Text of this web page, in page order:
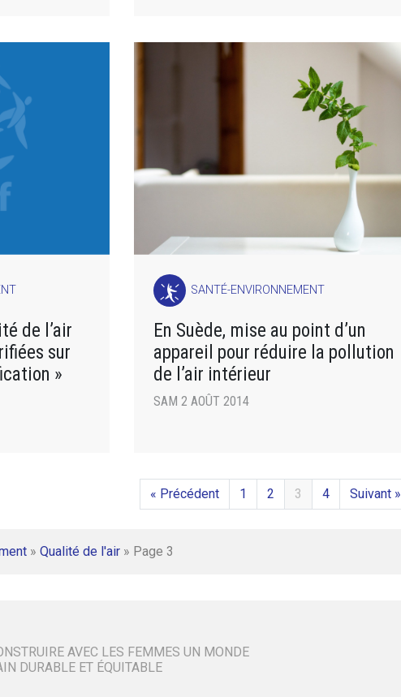
de l’air
sur
»
SANTÉ-ENVIRONNEMENT
En Suède, mise au point d’un
appareil pour réduire la pollution
de l’air intérieur
SAM 2 AOÛT 2014
« Précédent 1 2 3 4 Suivant »
» Qualité de l'air » Page 3
AVEC LES FEMMES UN MONDE
DURABLE ET ÉQUITABLE